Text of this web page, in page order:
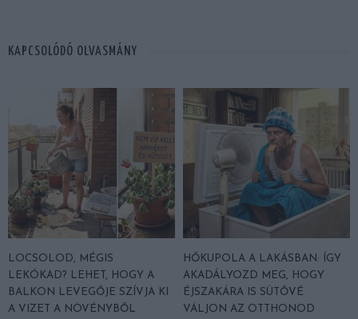
KAPCSOLÓDÓ OLVASMÁNY
LOCSOLOD, MÉGIS
LEKÓKAD? LEHET, HOGY A
BALKON LEVEGŐJE SZÍVJA KI
A VIZET A NÖVÉNYBŐL
HŐKUPOLA A LAKÁSBAN: ÍGY
AKADÁLYOZD MEG, HOGY
ÉJSZAKÁRA IS SÜTŐVÉ
VÁLJON AZ OTTHONOD